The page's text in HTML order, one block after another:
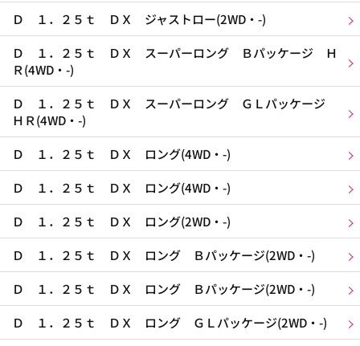
Ｄ １．２５ｔ ＤＸ ジャストロー(2WD・-)
Ｄ １．２５ｔ ＤＸ スーパーロング Ｂパッケージ Ｈ
Ｒ(4WD・-)
Ｄ １．２５ｔ ＤＸ スーパーロング ＧＬパッケージ
ＨＲ(4WD・-)
Ｄ １．２５ｔ ＤＸ ロング(4WD・-)
Ｄ １．２５ｔ ＤＸ ロング(4WD・-)
Ｄ １．２５ｔ ＤＸ ロング(2WD・-)
Ｄ １．２５ｔ ＤＸ ロング Ｂパッケージ(2WD・-)
Ｄ １．２５ｔ ＤＸ ロング Ｂパッケージ(2WD・-)
Ｄ １．２５ｔ ＤＸ ロング ＧＬパッケージ(2WD・-)